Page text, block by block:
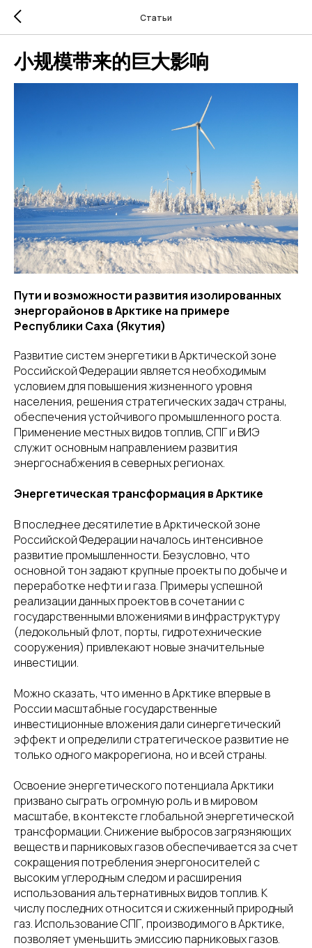
Статьи
小规模带来的巨大影响
Пути и возможности развития изолированных
энергорайонов в Арктике на примере
Республики Саха (Якутия)
Развитие систем энергетики в Арктической зоне
Российской Федерации является необходимым
условием для повышения жизненного уровня
населения, решения стратегических задач страны,
обеспечения устойчивого промышленного роста.
Применение местных видов топлив, СПГ и ВИЭ
служит основным направлением развития
энергоснабжения в северных регионах.
Энергетическая трансформация в Арктике
В последнее десятилетие в Арктической зоне
Российской Федерации началось интенсивное
развитие промышленности. Безусловно, что
основной тон задают крупные проекты по добыче и
переработке нефти и газа. Примеры успешной
реализации данных проектов в сочетании с
государственными вложениями в инфраструктуру
(ледокольный флот, порты, гидротехнические
сооружения) привлекают новые значительные
инвестиции.
Можно сказать, что именно в Арктике впервые в
России масштабные государственные
инвестиционные вложения дали синергетический
эффект и определили стратегическое развитие не
только одного макрорегиона, но и всей страны.
Освоение энергетического потенциала Арктики
призвано сыграть огромную роль и в мировом
масштабе, в контексте глобальной энергетической
трансформации. Снижение выбросов загрязняющих
веществ и парниковых газов обеспечивается за счет
сокращения потребления энергоносителей с
высоким углеродным следом и расширения
использования альтернативных видов топлив. К
числу последних относится и сжиженный природный
газ. Использование СПГ, производимого в Арктике,
позволяет уменьшить эмиссию парниковых газов.